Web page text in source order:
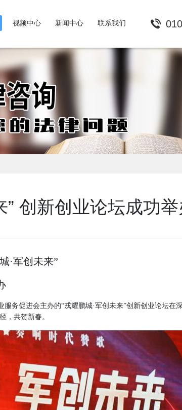
视频中心 新闻中心 联系我们
” 创新创业论坛成功
·军创未来”
务促进会主办的“戎耀鹏城·军创未来”创新创业论坛在
，共贺新春。